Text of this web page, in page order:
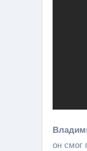
он смог